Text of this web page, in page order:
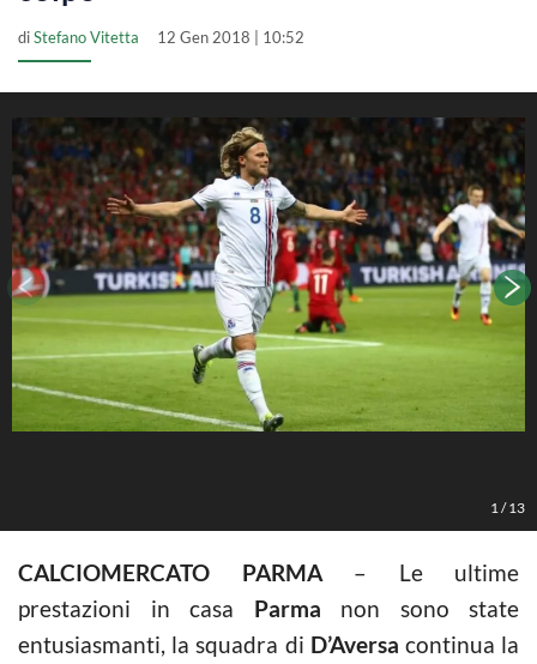
diStefano Vitetta 12 Gen 2018 | 10:52
1 /13
CALCIOMERCATO PARMA– Le ultime
prestazioni in casa Parma non sono state
entusiasmanti, la squadra di D’Aversa continua la